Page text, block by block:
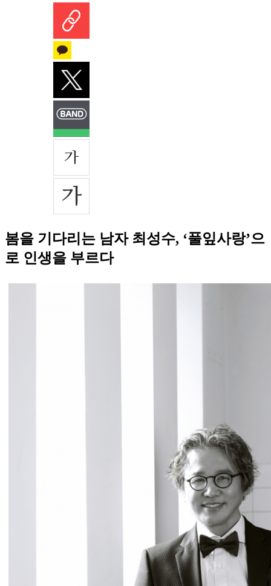
봄을 기다리는 남자 최성수, ‘풀잎사랑’으
로 인생을 부르다